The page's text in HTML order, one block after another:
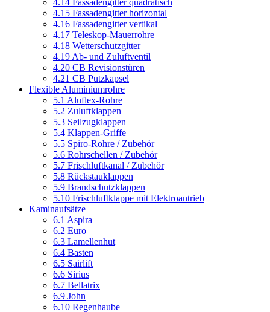
4.14 Fassadengitter quadratisch
4.15 Fassadengitter horizontal
4.16 Fassadengitter vertikal
4.17 Teleskop-Mauerrohre
4.18 Wetterschutzgitter
4.19 Ab- und Zuluftventil
4.20 CB Revisionstüren
4.21 CB Putzkapsel
Flexible Aluminiumrohre
5.1 Aluflex-Rohre
5.2 Zuluftklappen
5.3 Seilzugklappen
5.4 Klappen-Griffe
5.5 Spiro-Rohre / Zubehör
5.6 Rohrschellen / Zubehör
5.7 Frischluftkanal / Zubehör
5.8 Rückstauklappen
5.9 Brandschutzklappen
5.10 Frischluftklappe mit Elektroantrieb
Kaminaufsätze
6.1 Aspira
6.2 Euro
6.3 Lamellenhut
6.4 Basten
6.5 Sairlift
6.6 Sirius
6.7 Bellatrix
6.9 John
6.10 Regenhaube